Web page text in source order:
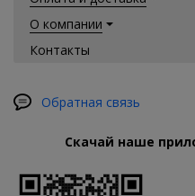
О компании
Контакты
Обратная связь
Скачай наше